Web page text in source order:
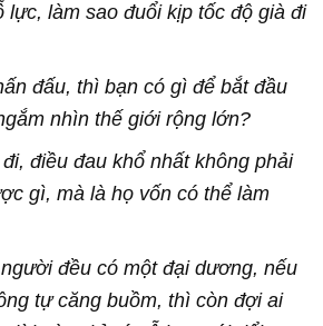
lực, làm sao đuổi kịp tốc độ già đi
đấu, thì bạn có gì để bắt đầu
nhìn thế giới rộng lớn?
điều đau khổ nhất không phải
gì, mà là họ vốn có thể làm
đều có một đại dương, nếu
tự căng buồm, thì còn đợi ai